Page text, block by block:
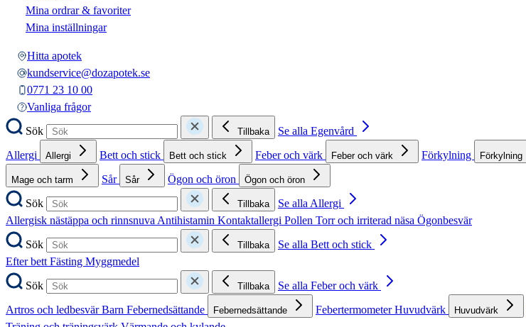
Mina ordrar & favoriter
Mina inställningar
Hitta apotek
kundservice@dozapotek.se
0771 23 10 00
Vanliga frågor
Sök
Tillbaka
Se alla Egenvård
Allergi
Allergi Bett och stick Bett och stick Feber och värk Feber och värk Förkylning Förkylning
Mage och tarm Sår Sår Ögon och öron Ögon och öron
Sök Tillbaka
Se alla Allergi
Allergisk nästäppa och rinnsnuva Antihistamin Kontaktallergi Pollen Torr och irriterad näsa Ögonbesvär
Sök
Tillbaka
Se alla Bett och stick
Efter bett Fästing Myggmedel
Sök
Tillbaka
Se alla Feber och värk
Artros och ledbesvärBarn Febernedsättande Febernedsättande FebertermometerHuvudvärk Huvudvärk